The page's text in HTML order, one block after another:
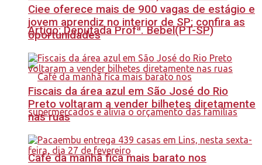
Artigo: Deputada Profª. Bebel(PT-SP)
Café da manhã fica mais barato nos
Ciee oferece mais de 900 vagas de estágio e
jovem aprendiz no interior de SP; confira as
oportunidades
Fiscais da área azul em São José do Rio
Preto voltaram a vender bilhetes diretamente
nas ruas